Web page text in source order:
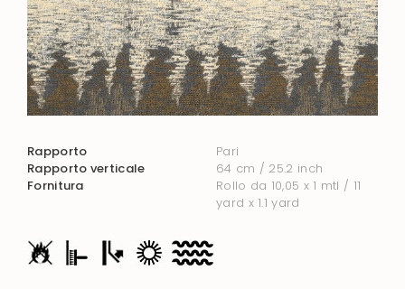
Rapporto
Pari
Rapporto verticale
64 cm / 25.2 inch
Fornitura
Rollo da 10,05 x 1 mtl / 11
yard x 1.1 yard